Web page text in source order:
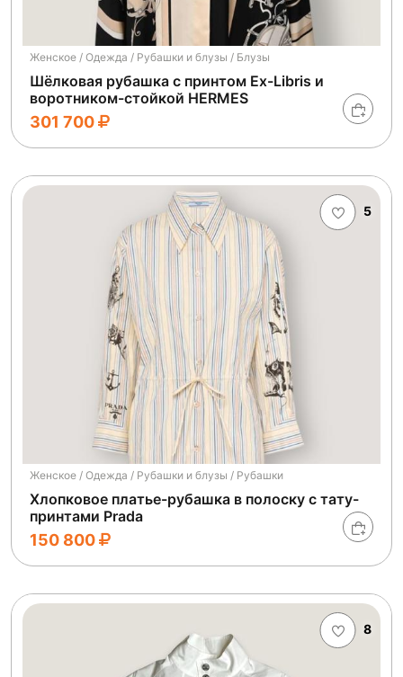
Женское / Одежда / Рубашки и блузы / Блузы
Шёлковая рубашка с принтом Ex-Libris и
воротником-стойкой HERMES
301 700
5
Женское / Одежда / Рубашки и блузы / Рубашки
Хлопковое платье-рубашка в полоску с тату-
принтами Prada
150 800
8